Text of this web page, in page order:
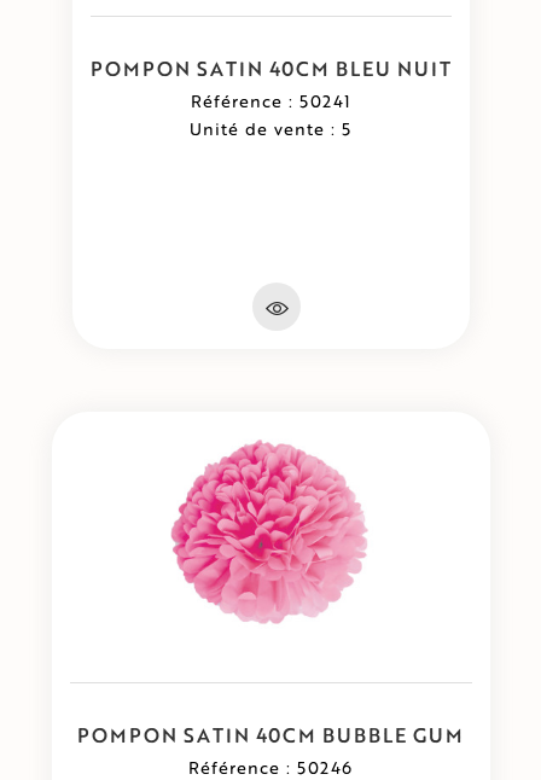
POMPON SATIN 40CM BLEU NUIT
Référence : 50241
Unité de vente : 5
POMPON SATIN 40CM BUBBLE GUM
Référence : 50246